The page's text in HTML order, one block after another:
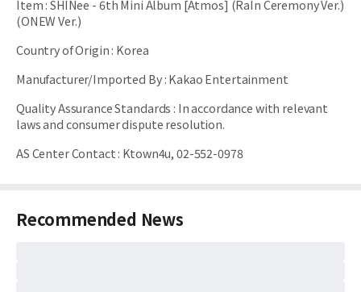
Item:SHINee - 6th Mini Album [Atmos] (RaIn Ceremony Ver.)
(ONEW Ver.)
Country of Origin: Korea
Manufacturer/Imported By:Kakao Entertainment
Quality Assurance Standards : In accordance with relevant
laws and consumer dispute resolution.
AS Center Contact: Ktown4u, 02-552-0978
Recommended News